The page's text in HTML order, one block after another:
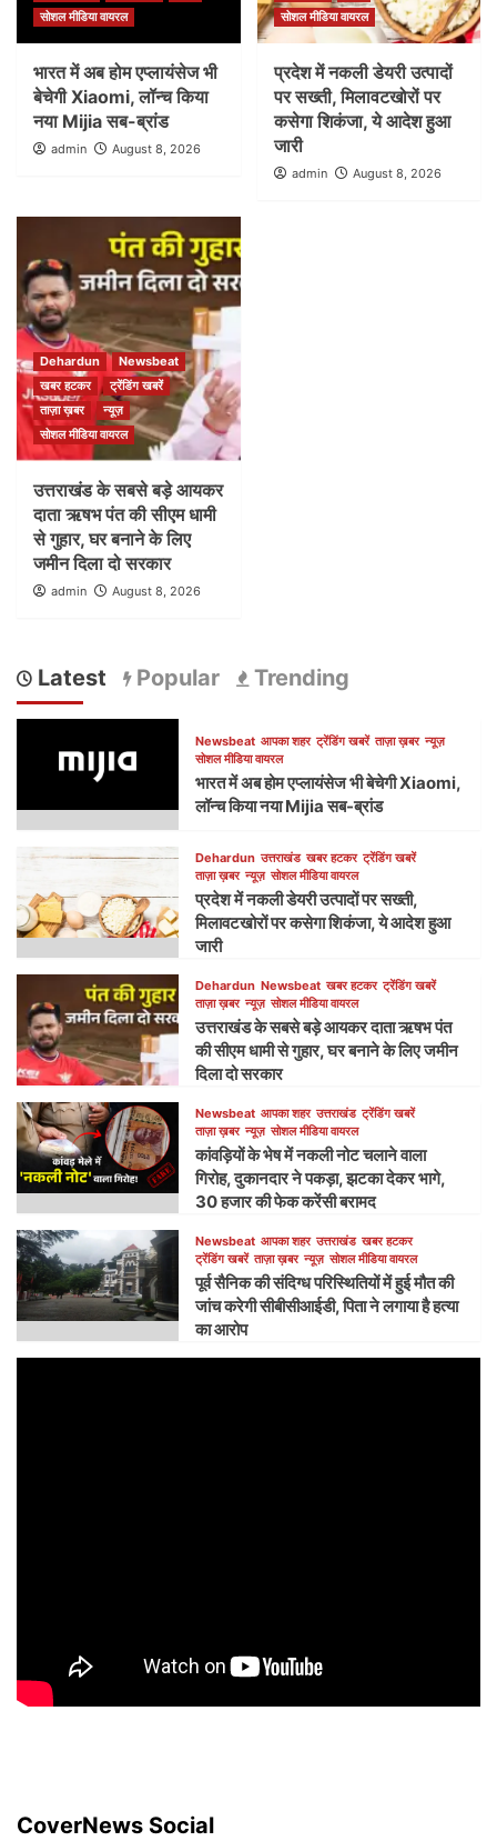
सोशल मीडिया वायरल
भारत में अब होम एप्लायंसेज भी
बेचेगी Xiaomi, लॉन्च किया
नया Mijia सब-ब्रांड
admin August 8, 2026
सोशल मीडिया वायरल
प्रदेश में नकली डेयरी उत्पादों
पर सख्ती, मिलावटखोरों पर
कसेगा शिकंजा, ये आदेश हुआ
जारी
admin August 8, 2026
Dehardun
Newsbeat
खबर हटकर
ट्रेंडिंग खबरें
ताज़ा ख़बर
न्यूज़
सोशल मीडिया वायरल
उत्तराखंड के सबसे बड़े आयकर
दाता ऋषभ पंत की सीएम धामी
से गुहार, घर बनाने के लिए
जमीन दिला दो सरकार
admin August 8, 2026
Latest Popular Trending
Newsbeat आपका शहर ट्रेंडिंग खबरें ताज़ा ख़बर न्यूज़
सोशल मीडिया वायरल
भारत में अब होम एप्लायंसेज भी बेचेगी Xiaomi,
लॉन्च किया नया Mijia सब-ब्रांड
Dehardun उत्तराखंड खबर हटकर ट्रेंडिंग खबरें
ताज़ा ख़बर न्यूज़ सोशल मीडिया वायरल
प्रदेश में नकली डेयरी उत्पादों पर सख्ती,
मिलावटखोरों पर कसेगा शिकंजा, ये आदेश हुआ
जारी
Dehardun Newsbeat खबर हटकर ट्रेंडिंग खबरें
ताज़ा ख़बर न्यूज़ सोशल मीडिया वायरल
उत्तराखंड के सबसे बड़े आयकर दाता ऋषभ पंत
की सीएम धामी से गुहार, घर बनाने के लिए जमीन
दिला दो सरकार
Newsbeat आपका शहर उत्तराखंड ट्रेंडिंग खबरें
ताज़ा ख़बर न्यूज़ सोशल मीडिया वायरल
कांवड़ियों के भेष में नकली नोट चलाने वाला
गिरोह, दुकानदार ने पकड़ा, झटका देकर भागे,
30 हजार की फेक करेंसी बरामद
Newsbeat आपका शहर उत्तराखंड खबर हटकर
ट्रेंडिंग खबरें ताज़ा ख़बर न्यूज़ सोशल मीडिया वायरल
पूर्व सैनिक की संदिग्ध परिस्थितियों में हुई मौत की
जांच करेगी सीबीसीआईडी, पिता ने लगाया है हत्या
का आरोप
CoverNews Social